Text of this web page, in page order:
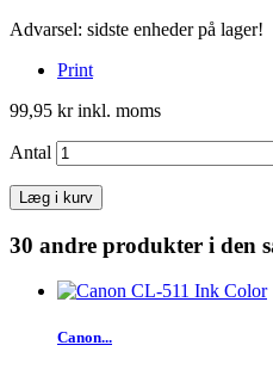
Advarsel: sidste enheder på lager!
Print
99,95 krinkl. moms
Antal
Læg i kurv
30 andre produkter i den
Canon...